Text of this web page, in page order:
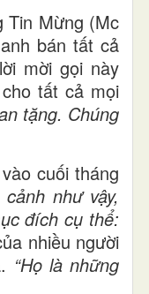
Tin Mừng (Mc
bán tất cả
mời gọi này
tất cả mọi
tặng. Chúng
cuối tháng
cảnh như vậy,
đích cụ thể:
nhiều người
“Họ là những